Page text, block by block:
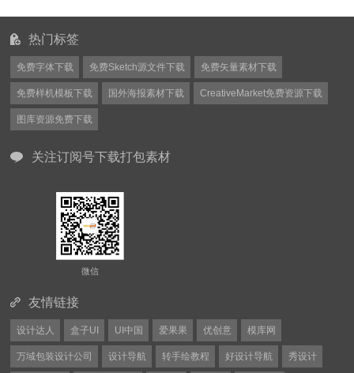
热门标签
免费字体下载 免费Sketch源文件下载 免费矢量素材下载
免费样机模板下载 国外海报素材下载 CreativeMarket免费资源下载
图库资源免费下载
关注订阅号下载打包素材
微信
友情链接
设计达人 盒子UI UI中国 爱果果 优创意 模库网
万域包装设计公司 设计导航 转手绘教程 好设计导航 秀设计